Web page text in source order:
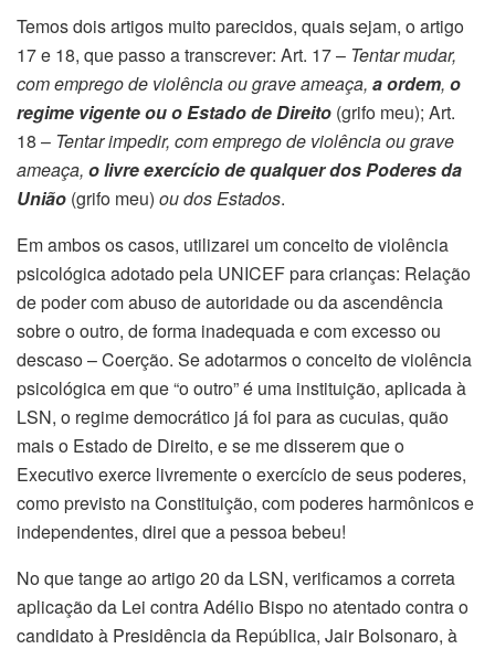
Temos dois artigos muito parecidos, quais sejam, o artigo
17 e 18, que passo a transcrever: Art. 17 – Tentar mudar,
com emprego de violência ou grave ameaça, a ordem, o
regime vigente ou o Estado de Direito (grifo meu); Art.
18 – Tentar impedir, com emprego de violência ou grave
ameaça, o livre exercício de qualquer dos Poderes da
União (grifo meu) ou dos Estados.
Em ambos os casos, utilizarei um conceito de violência
psicológica adotado pela UNICEF para crianças: Relação
de poder com abuso de autoridade ou da ascendência
sobre o outro, de forma inadequada e com excesso ou
descaso – Coerção. Se adotarmos o conceito de violência
psicológica em que “o outro” é uma instituição, aplicada à
LSN, o regime democrático já foi para as cucuias, quão
mais o Estado de Direito, e se me disserem que o
Executivo exerce livremente o exercício de seus poderes,
como previsto na Constituição, com poderes harmônicos e
independentes, direi que a pessoa bebeu!
No que tange ao artigo 20 da LSN, verificamos a correta
aplicação da Lei contra Adélio Bispo no atentado contra o
candidato à Presidência da República, Jair Bolsonaro, à